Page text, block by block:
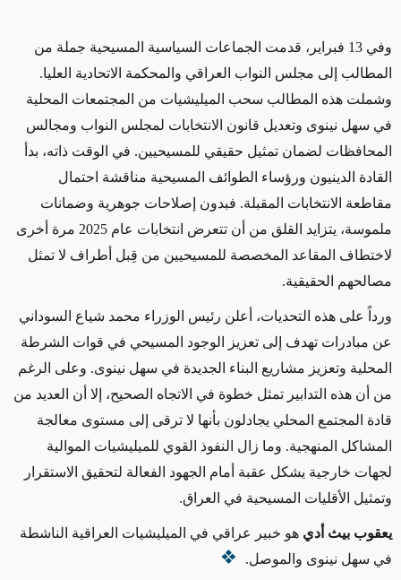
وفي 13 فبراير، قدمت الجماعات السياسية المسيحية جملة من
المطالب إلى مجلس النواب العراقي والمحكمة الاتحادية العليا.
وشملت هذه المطالب سحب الميليشيات من المجتمعات المحلية
في سهل نينوى وتعديل قانون الانتخابات لمجلس النواب ومجالس
المحافظات لضمان تمثيل حقيقي للمسيحيين. في الوقت ذاته، بدأ
القادة الدينيون ورؤساء الطوائف المسيحية مناقشة احتمال
مقاطعة الانتخابات المقبلة. فبدون إصلاحات جوهرية وضمانات
ملموسة، يتزايد القلق من أن تتعرض انتخابات عام 2025 مرة أخرى
لاختطاف المقاعد المخصصة للمسيحيين من قِبل أطراف لا تمثل
مصالحهم الحقيقية.
ورداً على هذه التحديات، أعلن رئيس الوزراء محمد شياع السوداني
عن مبادرات تهدف إلى تعزيز الوجود المسيحي في قوات الشرطة
المحلية وتعزيز مشاريع البناء الجديدة في سهل نينوى. وعلى الرغم
من أن هذه التدابير تمثل خطوة في الاتجاه الصحيح، إلا أن العديد من
قادة المجتمع المحلي يجادلون بأنها لا ترقى إلى مستوى معالجة
المشاكل المنهجية. وما زال النفوذ القوي للميليشيات الموالية
لجهات خارجية يشكل عقبة أمام الجهود الفعالة لتحقيق الاستقرار
وتمثيل الأقليات المسيحية في العراق.
يعقوب بيث أدي هو خبير عراقي في الميليشيات العراقية الناشطة
في سهل نينوى والموصل.